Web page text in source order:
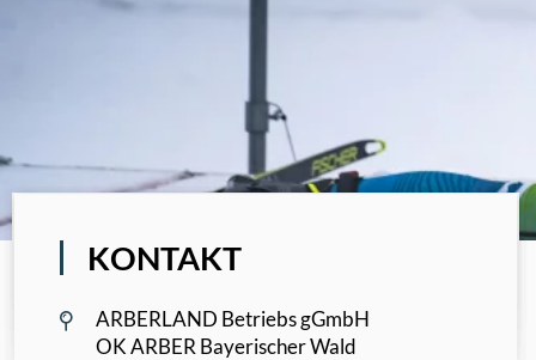
KONTAKT
ARBERLAND Betriebs gGmbH
OK ARBER Bayerischer Wald